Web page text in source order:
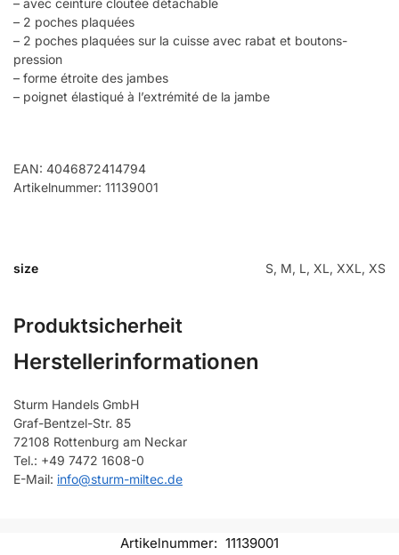
– avec ceinture cloutée détachable
– 2 poches plaquées
– 2 poches plaquées sur la cuisse avec rabat et boutons-
pression
– forme étroite des jambes
– poignet élastiqué à l’extrémité de la jambe
EAN: 4046872414794
Artikelnummer: 11139001
size S, M, L, XL, XXL, XS
Produktsicherheit
Herstellerinformationen
Sturm Handels GmbH
Graf-Bentzel-Str. 85
72108 Rottenburg am Neckar
Tel.: +49 7472 1608-0
E-Mail: info@sturm-miltec.de
Artikelnummer: 11139001